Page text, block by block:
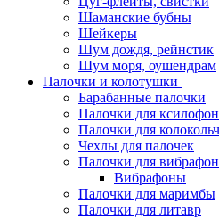
Шаманские бубны
Шейкеры
Шум дождя, рейнстик
Шум моря, оушендрам
Палочки и колотушки
Барабанные палочки
Палочки для
Палочки для
Чехлы для палочек
Палочки для
Вибрафоны
Палочки для маримбы
Палочки для литавр